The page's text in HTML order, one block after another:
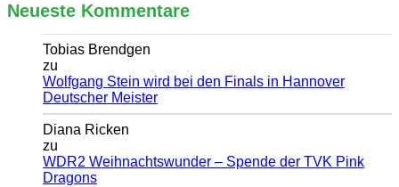
Neueste Kommentare
Tobias Brendgen
zu
Wolfgang Stein wird bei den Finals in Hannover
Deutscher Meister
Diana Ricken
zu
WDR2 Weihnachtswunder – Spende der TVK Pink
Dragons